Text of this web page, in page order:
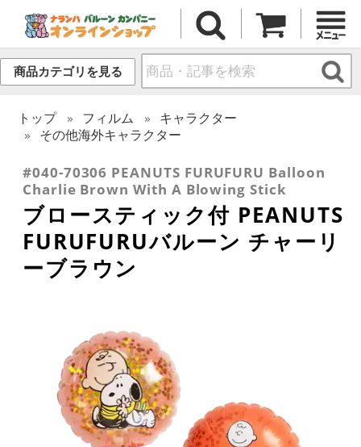
商品カテゴリを見る
トップ フィルム
キャラクター
その他海外キャラクター
#040-70306 PEANUTS FURUFURU Balloon
Charlie Brown With A Blowing Stick
ブロースティック付 PEANUTS
FURUFURUバルーン チャーリ
ーブラウン